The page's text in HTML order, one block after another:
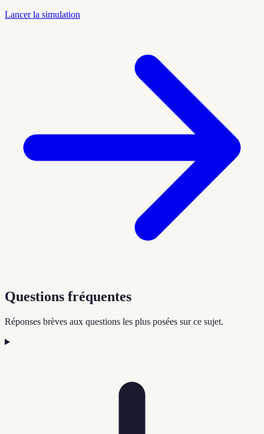
Lancer la simulation
Questions fréquentes
Réponses brèves aux questions les plus posées sur ce sujet.